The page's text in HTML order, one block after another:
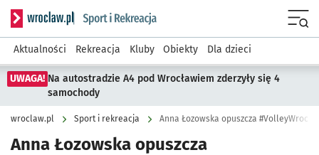
Serwis informacyjny wroclaw.pl podserwis: Sport i rekreacja
Aktualności Rekreacja Kluby Obiekty Dla dzieci
UWAGA! Na autostradzie A4 pod Wrocławiem zderzyły się 4
samochody
wroclaw.pl Sport i rekreacja Anna Łozowska opuszcza
Anna Łozowska opuszcza